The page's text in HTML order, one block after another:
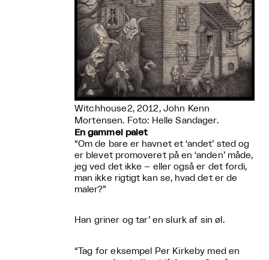
Witchhouse2, 2012, John Kenn
Mortensen. Foto: Helle Sandager.
En gammel palet
“Om de bare er havnet et ‘andet’ sted og
er blevet promoveret på en ‘anden’ måde,
jeg ved det ikke – eller også er det fordi,
man ikke rigtigt kan se, hvad det er de
maler?”
Han griner og tar’ en slurk af sin øl.
“Tag for eksempel Per Kirkeby med en